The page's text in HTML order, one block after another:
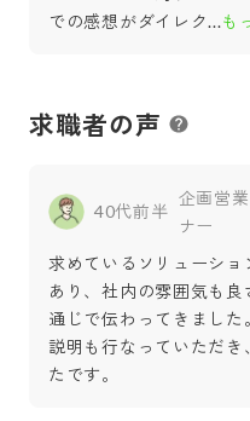
での感想がダイレク...も
求職者の声
40代前半
企画営
ナー
求めているソリューショ
あり、社内の雰囲気も良
通じで伝わってきました
説明も行なっていただき
たです。